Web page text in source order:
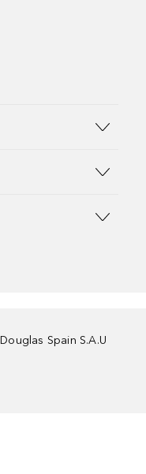
Douglas Spain S.A.U